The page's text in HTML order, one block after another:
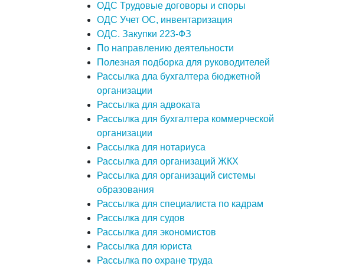
ОДС Трудовые договоры и споры
ОДС Учет ОС, инвентаризация
ОДС. Закупки 223-ФЗ
По направлению деятельности
Полезная подборка для руководителей
Рассылка дла бухгалтера бюджетной
организации
Рассылка для адвоката
Рассылка для бухгалтера коммерческой
организации
Рассылка для нотариуса
Рассылка для организаций ЖКХ
Рассылка для организаций системы
образования
Рассылка для специалиста по кадрам
Рассылка для судов
Рассылка для экономистов
Рассылка для юриста
Рассылка по охране труда